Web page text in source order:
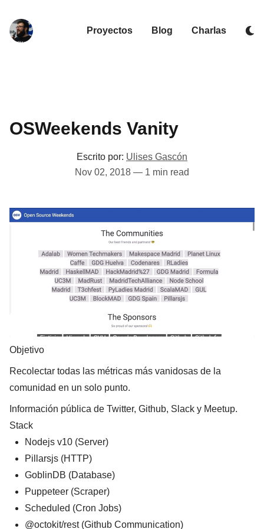
Proyectos Blog Charlas
OSWeekends Vanity
Escrito por: Ulises Gascón
Nov 02, 2018 — 1 min read
Objetivo
Recolectar todas las métricas más vanidosas de la
comunidad en un solo punto.
Información pública de Twitter, Github, Slack y Meetup.
Stack
Nodejs v10 (Server)
Pillarsjs (HTTP)
GoblinDB (Database)
Puppeteer (Scraper)
Scheduled (Cron Jobs)
@octokit/rest (Github Communication)